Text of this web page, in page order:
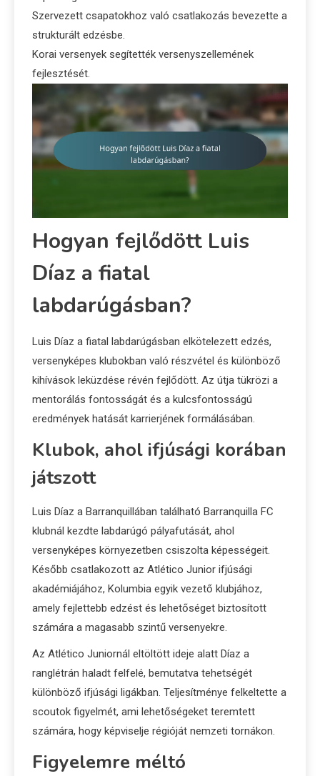
Szervezett csapatokhoz való csatlakozás bevezette a
strukturált edzésbe.
Korai versenyek segítették versenyszellemének
fejlesztését.
Hogyan fejlődött Luis
Díaz a fiatal
labdarúgásban?
Luis Díaz a fiatal labdarúgásban elkötelezett edzés,
versenyképes klubokban való részvétel és különböző
kihívások leküzdése révén fejlődött. Az útja tükrözi a
mentorálás fontosságát és a kulcsfontosságú
eredmények hatását karrierjének formálásában.
Klubok, ahol ifjúsági korában
játszott
Luis Díaz a Barranquillában található Barranquilla FC
klubnál kezdte labdarúgó pályafutását, ahol
versenyképes környezetben csiszolta képességeit.
Később csatlakozott az Atlético Junior ifjúsági
akadémiájához, Kolumbia egyik vezető klubjához,
amely fejlettebb edzést és lehetőséget biztosított
számára a magasabb szintű versenyekre.
Az Atlético Juniornál eltöltött ideje alatt Díaz a
ranglétrán haladt felfelé, bemutatva tehetségét
különböző ifjúsági ligákban. Teljesítménye felkeltette a
scoutok figyelmét, ami lehetőségeket teremtett
számára, hogy képviselje régióját nemzeti tornákon.
Figyelemre méltó